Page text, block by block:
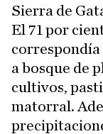
Sierra de
El 71 por
correspondía
a bosque de
cultivos,
matorral.